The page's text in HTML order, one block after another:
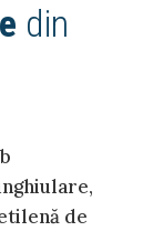
din
de